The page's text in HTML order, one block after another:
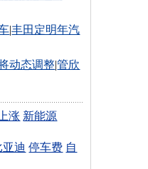
|丰田定明年汽
动态调整|管欣
涨 新能源
亚迪 停车费 自